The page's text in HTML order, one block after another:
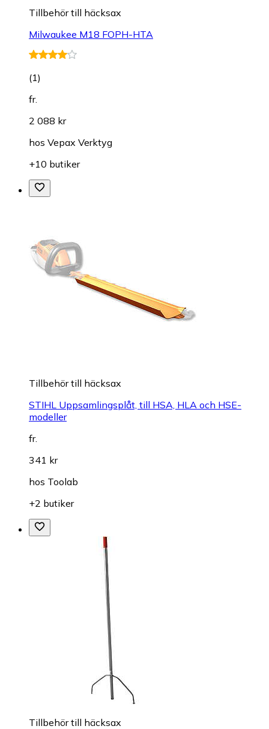
Tillbehör till häcksax
Milwaukee M18 FOPH-HTA
(1)
fr.
2 088 kr
hos Vepax Verktyg
+10 butiker
Tillbehör till häcksax
STIHL Uppsamlingsplåt, till HSA, HLA och HSE-
modeller
fr.
341 kr
hos Toolab
+2 butiker
Tillbehör till häcksax